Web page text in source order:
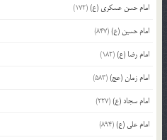
امام حسن عسکری (ع)(172)
امام حسین (ع)(847)
امام رضا (ع)(182)
امام زمان (عج)(583)
امام سجاد (ع)(227)
امام علی (ع)(894)